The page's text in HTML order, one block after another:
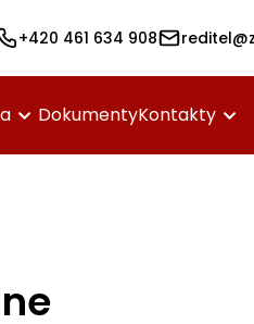
+420 461 634 908
DokumentyKontakty